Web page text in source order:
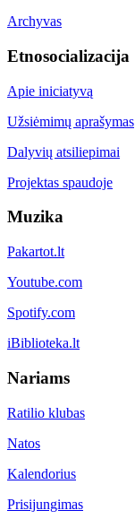
Archyvas
Etnosocializacija
Apie iniciatyvą
Užsiėmimų aprašymas
Dalyvių atsiliepimai
Projektas spaudoje
Muzika
Pakartot.lt
Youtube.com
Spotify.com
iBiblioteka.lt
Nariams
Ratilio klubas
Natos
Kalendorius
Prisijungimas